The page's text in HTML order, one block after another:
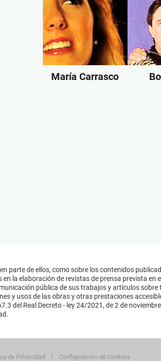
María Carrasco
parte de ellos, como sobre los contenidos
la elaboración de revistas de prensa prevista en
pública de sus trabajos y artículos sobre
y usos de las obras y otras prestaciones
del Real Decreto - ley 24/2021, de 2 de
de Privacidad Configuración de Cookies